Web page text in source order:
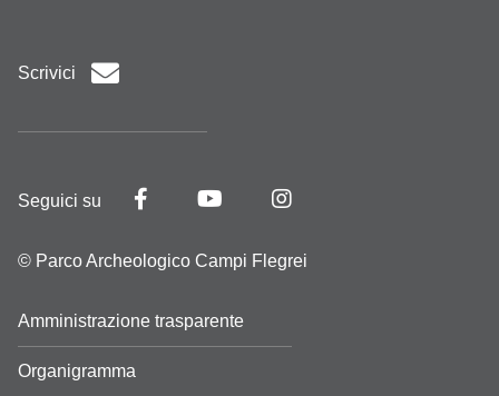
Scrivici
Seguici su
© Parco Archeologico Campi Flegrei
Amministrazione trasparente
Organigramma